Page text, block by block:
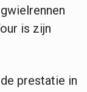
is zijn
prestatie in